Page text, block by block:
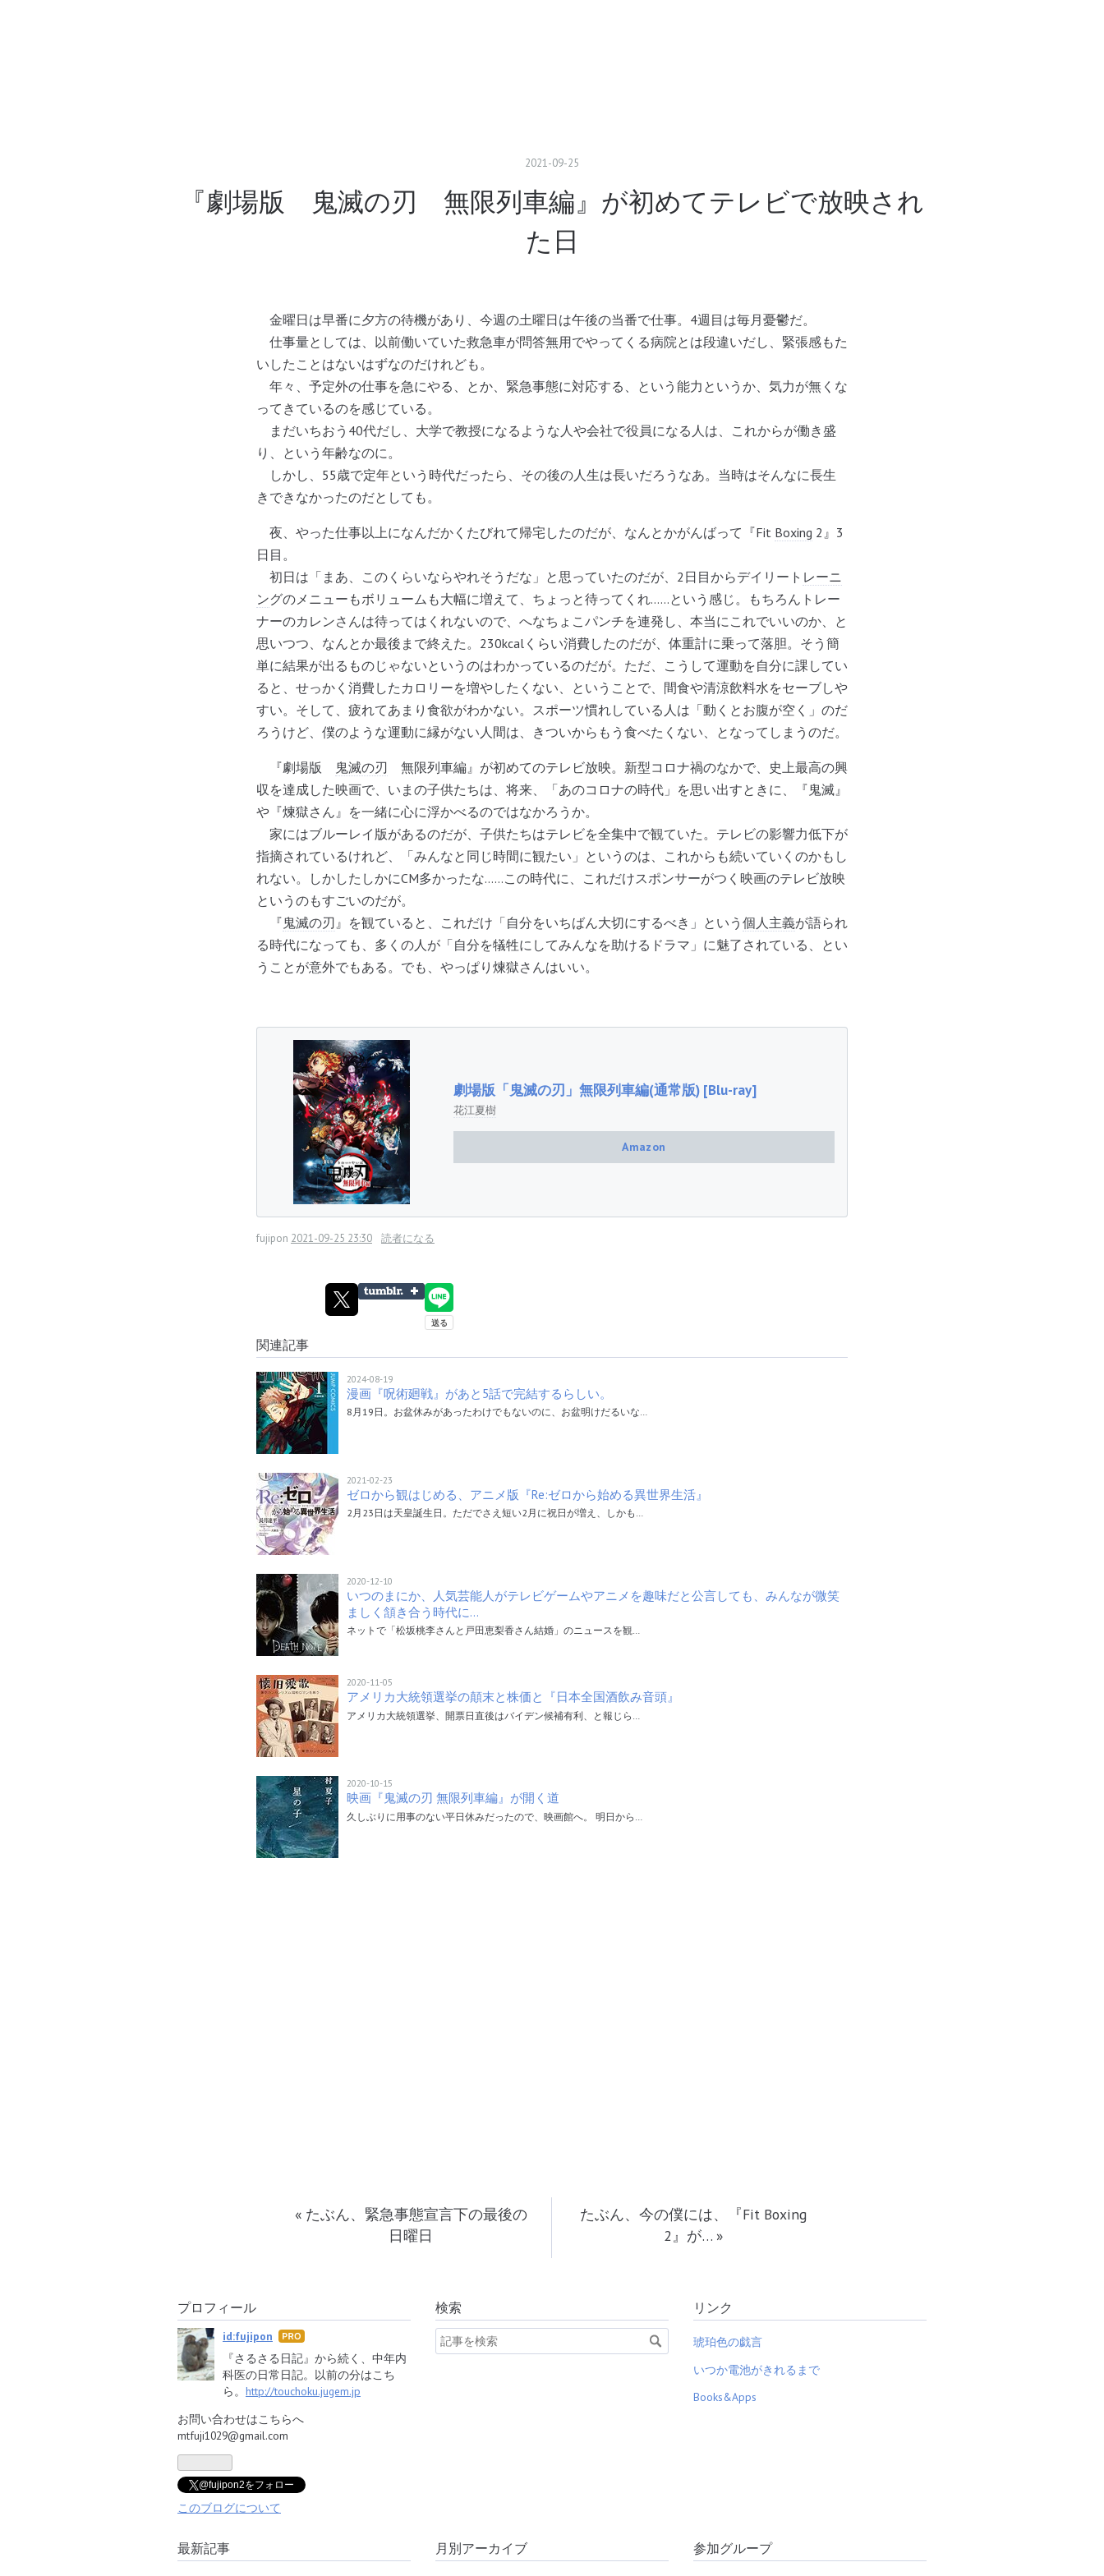
2021-09-25
『劇場版 鬼滅の刃 無限列車編』が初めてテレビで放映され
た日
金曜日は早番に夕方の待機があり、今週の土曜日は午後の当番で仕事。4週目は毎月憂鬱だ。
仕事量としては、以前働いていた救急車が問答無用でやってくる病院とは段違いだし、緊張感もた
いしたことはないはずなのだけれども。
年々、予定外の仕事を急にやる、とか、緊急事態に対応する、という能力というか、気力が無くな
ってきているのを感じている。
まだいちおう40代だし、大学で教授になるような人や会社で役員になる人は、これからが働き盛
り、という年齢なのに。
しかし、55歳で定年という時代だったら、その後の人生は長いだろうなあ。当時はそんなに長生
きできなかったのだとしても。
夜、やった仕事以上になんだかくたびれて帰宅したのだが、なんとかがんばって『Fit Boxing 2』3
日目。
初日は「まあ、このくらいならやれそうだな」と思っていたのだが、2日目からデイリート レーニ
ングのメニューもボリュームも大幅に増えて、ちょっと待ってくれ……という感じ。もちろんトレー
ナーのカレンさんは待ってはくれないので、へなちょこパンチを連発し、本当にこれでいいのか、と
思いつつ、なんとか最後まで終えた。230kcalくらい消費したのだが、体重計に乗って落胆。そう簡
単に結果が出るものじゃないというのはわかっているのだが。ただ、こうして運動を自分に課してい
ると、せっかく消費したカロリーを増やしたくない、ということで、間食や清涼飲料水をセーブしや
すい。そして、疲れてあまり食欲がわかない。スポーツ慣れしている人は「動くとお腹が空く」のだ
ろうけど、僕のような運動に縁がない人間は、きついからもう食べたくない、となってしまうのだ。
『劇場版 鬼滅の刃 無限列車編』が初めてのテレビ放映。新型コロナ禍のなかで、史上最高の興
収を達成した映画で、いまの子供たちは、将来、「あのコロナの時代」を思い出すときに、『鬼滅』
や『煉獄さん』を一緒に心に浮かべるのではなかろうか。
家にはブルーレイ版があるのだが、子供たちはテレビを全集中で観ていた。テレビの影響力低下が
指摘されているけれど、「みんなと同じ時間に観たい」というのは、これからも続いていくのかもし
れない。しかしたしかにCM多かったな……この時代に、これだけスポンサーがつく映画のテレビ放映
というのもすごいのだが。
『鬼滅の刃 』を観ていると、これだけ「自分をいちばん大切にするべき」という 個人主義が語られ
る時代になっても、多くの人が「自分を犠牲にしてみんなを助けるドラマ」に魅了されている、とい
うことが意外でもある。でも、やっぱり煉獄さんはいい。
劇場版「鬼滅の刃」無限列車編(通常版) [Blu-ray]
花江夏樹
Amazon
fujipon 2021-09-25 23:30 読者になる
関連記事
2024-08-19
漫画『呪術廻戦』があと5話で完結するらしい。
8月19日。お盆休みがあったわけでもないのに、お盆明けだるいな…
2021-02-23
ゼロから観はじめる、アニメ版『Re:ゼロから始める異世界生活』
2月23日は天皇誕生日。ただでさえ短い2月に祝日が増え、しかも…
2020-12-10
いつのまにか、人気芸能人がテレビゲームやアニメを趣味だと公言しても、みんなが微笑
ましく頷き合う時代に…
ネットで「松坂桃李さんと戸田恵梨香さん結婚」のニュースを観…
2020-11-05
アメリカ大統領選挙の顛末と株価と『日本全国酒飲み音頭』
アメリカ大統領選挙、開票日直後はバイデン候補有利、と報じら…
2020-10-15
映画『鬼滅の刃 無限列車編』が開く道
久しぶりに用事のない平日休みだったので、映画館へ。 明日から…
« たぶん、緊急事態宣言下の最後の
日曜日
たぶん、今の僕には、『Fit Boxing
2』が… »
プロフィール
id:fujipon はて
なブ
ログ
Pro
『さるさる日記』から続く、中年内
科医の日常日記。以前の分はこち
ら。 http://touchoku.jugem.jp
お問い合わせはこちらへ
mtfuji1029@gmail.com
@fujipon2をフォロー
このブログについて
検索 リンク
琥珀色の戯言
いつか電池がきれるまで
Books&Apps
最新記事 月別アーカイブ 参加グループ